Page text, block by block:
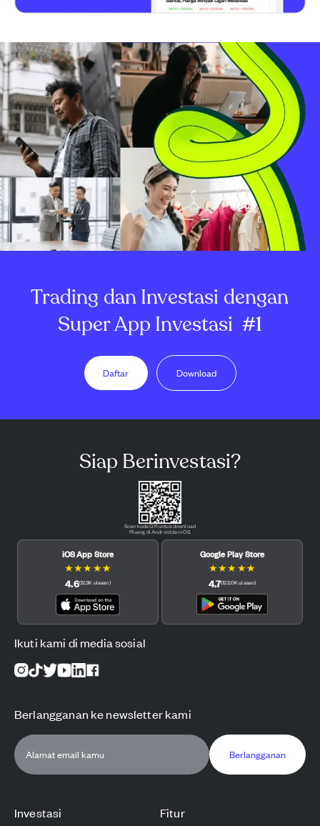
Trading dan Investasi dengan
Super App Investasi #1
Daftar Download
Investasi Fitur
Siap Berinvestasi?
Scan kode QR untuk download
Pluang di Android dan iOS.
iOS App Store
★★★ ★★
4.6(12.3K ulasan)
Google Play Store
★★★ ★★
4.7(122.0K ulasan)
Ikuti kami di media sosial
Berlangganan ke newsletter kami
Berlangganan